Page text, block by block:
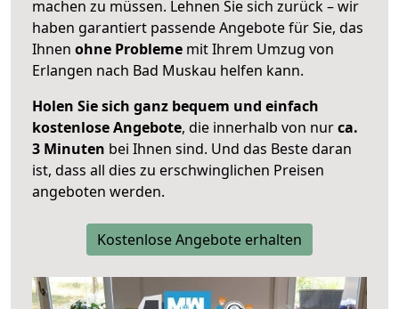
machen zu müssen. Lehnen Sie sich zurück – wir
haben garantiert passende Angebote für Sie, das
Ihnen ohne Probleme mit Ihrem Umzug von
Erlangen nach Bad Muskau helfen kann.
Holen Sie sich ganz bequem und einfach
kostenlose Angebote, die innerhalb von nurca.
3 Minuten bei Ihnen sind. Und das Beste daran
ist, dass all dies zu erschwinglichen Preisen
angeboten werden.
Kostenlose Angebote erhalten